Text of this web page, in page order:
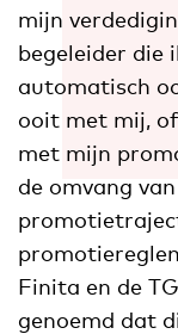
mijn
begeleider die
automatisch
ooit met mij,
met mijn
de omvang
Finita en de
genoemd dat